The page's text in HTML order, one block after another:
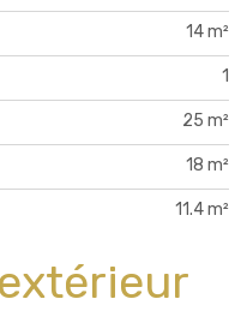
14 m²
1
25 m²
18 m²
11.4 m²